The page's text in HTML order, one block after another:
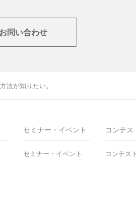
お問い合わせ
法が知りたい。
セミナー・イベント
セミナー・イベント
コンテス
コンテス